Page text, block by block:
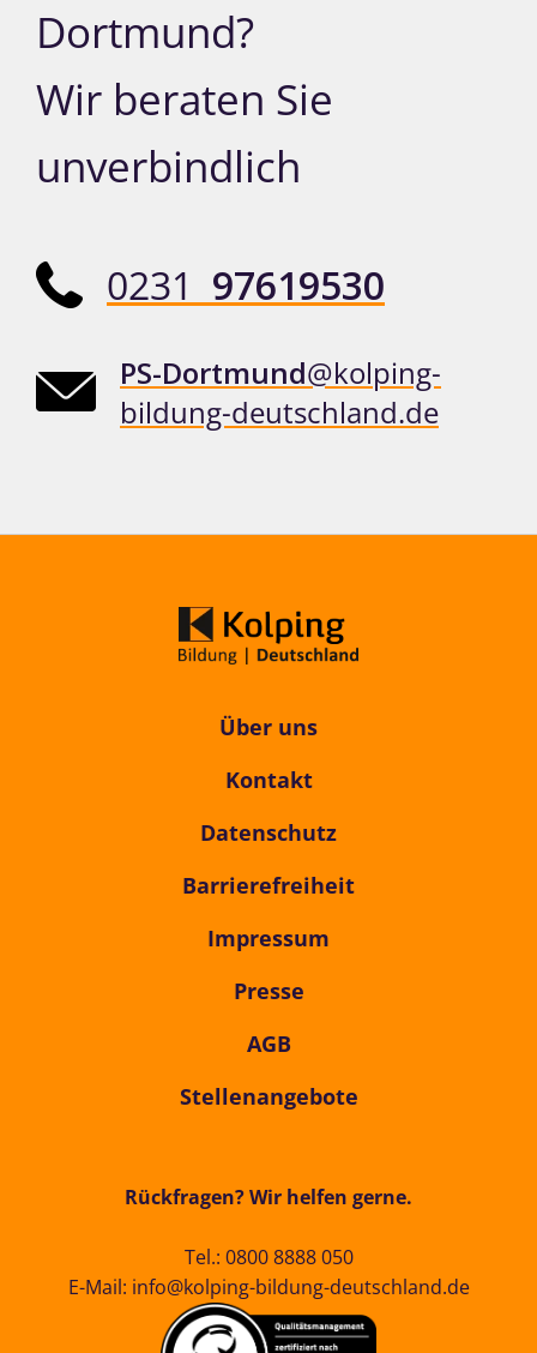
Dortmund?
Wir beraten Sie
unverbindlich
0231 97619530
PS-Dortmund@kolping-
bildung-deutschland.de
Über uns
Kontakt
Datenschutz
Barrierefreiheit
Impressum
Presse
AGB
Stellenangebote
Rückfragen? Wir helfen gerne.
Tel.: 0800 8888 050
E-Mail: info@kolping-bildung-deutschland.de